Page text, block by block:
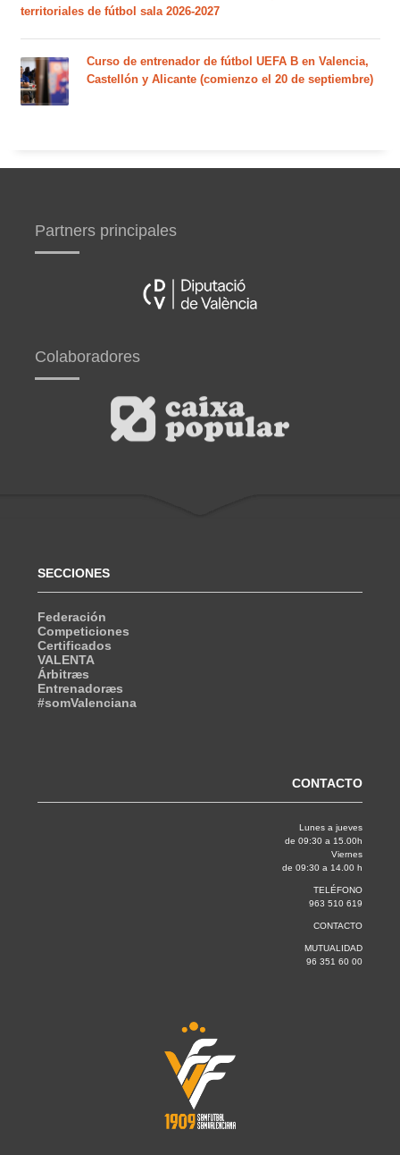
territoriales de fútbol sala 2026-2027
Curso de entrenador de fútbol UEFA B en Valencia,
Castellón y Alicante (comienzo el 20 de septiembre)
Partners principales
Colaboradores
SECCIONES
Federación
Competiciones
Certificados
VALENTA
Árbitræs
Entrenadoræs
#somValenciana
CONTACTO
Lunes a jueves
de 09:30 a 15.00h
Viernes
de 09:30 a 14.00 h
TELÉFONO
963 510 619
CONTACTO
MUTUALIDAD
96 351 60 00